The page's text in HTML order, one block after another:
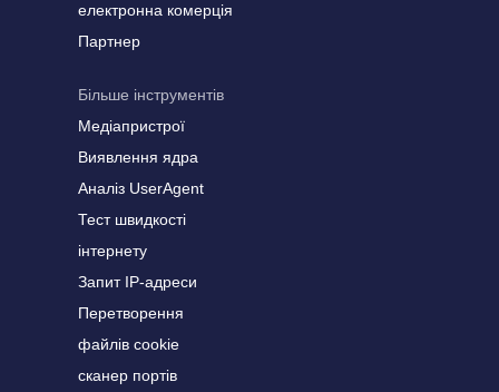
електронна комерція
Партнер
Більше інструментів
Медіапристрої
Виявлення ядра
Аналіз UserAgent
Тест швидкості
інтернету
Запит IP-адреси
Перетворення
файлів cookie
сканер портів